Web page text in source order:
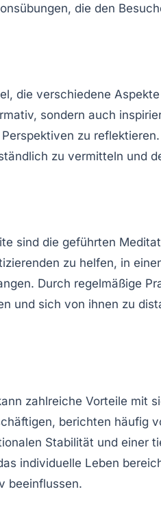
die den
die verschiedene
sondern auch
zu
zu vermitteln und
sind die geführten
zu helfen, in
Durch regelmäßige
und sich von ihnen zu
zahlreiche Vorteile mit
berichten häufig
Stabilität und einer
individuelle Leben
beeinflussen.